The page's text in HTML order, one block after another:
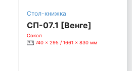
Стол-книжка
СП-07.1 [Венге]
Сокол
740 x 295 / 1661 x 830 мм